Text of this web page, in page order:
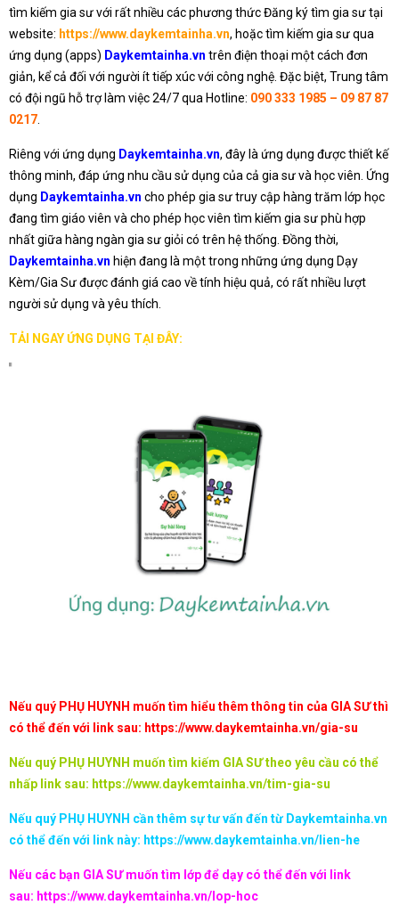
tìm kiếm gia sư với rất nhiều các phương thức Đăng ký tìm gia sư tại
website: https://www.daykemtainha.vn, hoặc tìm kiếm gia sư qua
ứng dụng (apps) Daykemtainha.vn trên điện thoại một cách đơn
giản, kể cả đối với người ít tiếp xúc với công nghệ. Đặc biệt, Trung tâm
có đội ngũ hỗ trợ làm việc 24/7 qua Hotline: 090 333 1985 – 09 87 87
0217
Riêng với ứng dụng Daykemtainha.vn, đây là ứng dụng được thiết kế
thông minh, đáp ứng nhu cầu sử dụng của cả gia sư và học viên. Ứng
dụng Daykemtainha.vn cho phép gia sư truy cập hàng trăm lớp học
đang tìm giáo viên và cho phép học viên tìm kiếm gia sư phù hợp
nhất giữa hàng ngàn gia sư giỏi có trên hệ thống. Đồng thời,
Daykemtainha.vn hiện đang là một trong những ứng dụng Dạy
Kèm/Gia Sư được đánh giá cao về tính hiệu quả, có rất nhiều lượt
người sử dụng và yêu thích.
TẢI NGAY ỨNG DỤNG TẠI ĐÂY:
Nếu quý PHỤ HUYNH muốn tìm hiểu thêm thông tin của GIA SƯ thì
có thể đến với link sau: https://www.daykemtainha.vn/gia-su
Nếu quý PHỤ HUYNH muốn tìm kiếm GIA SƯ theo yêu cầu có thể
nhấp link sau: https://www.daykemtainha.vn/tim-gia-su
Nếu quý PHỤ HUYNH cần thêm sự tư vấn đến từ Daykemtainha.vn
có thể đến với link này: https://www.daykemtainha.vn/lien-he
Nếu các bạn GIA SƯ muốn tìm lớp để dạy có thể đến với link
sau: https://www.daykemtainha.vn/lop-hoc